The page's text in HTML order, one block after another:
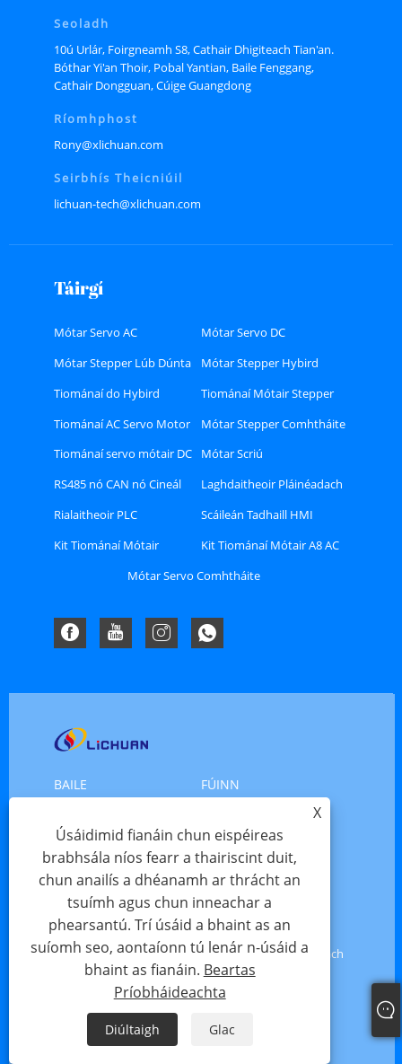
Seoladh
10ú Urlár, Foirgneamh S8, Cathair Dhigiteach Tian'an.
Bóthar Yi'an Thoir, Pobal Yantian, Baile Fenggang,
Cathair Dongguan, Cúige Guangdong
Ríomhphost
Rony@xlichuan.com
Seirbhís Theicniúil
lichuan-tech@xlichuan.com
Táirgí
Mótar Servo AC
Mótar Servo DC
Mótar Stepper Lúb Dúnta
Mótar Stepper Hybird
Tiománaí do Hybird
Stepper Motor
Tiománaí Mótair Stepper
Lúb Dúnta
Tiománaí AC Servo Motor
Mótar Stepper Comhtháite
Tiománaí servo mótair DC
Mótar Scriú
RS485 nó CAN nó Cineál
Bus Ethercat Tiománaí
Stepper
Laghdaitheoir Pláinéadach
Rialaitheoir PLC
Scáileán Tadhaill HMI
Kit Tiománaí Mótair
Ethercat AC Servo
Kit Tiománaí Mótair A8 AC
Servo
Mótar Servo Comhtháite
BAILE
FÚINN
ÍOSLUCHTAIGH
SEOL FIOSRÚCHÁN
DÉAN TEAGMHÁIL LINN
Cóipcheart © 2025 Shenzhen Xinlichuan Electric Co.,
Ltd. - Servo Motor, Motor Servo, Stepper Motor - Gach
ceart ar cosaint
Beartas Príobháideachta
X
Úsáidimid fianáin chun eispéireas
brabhsála níos fearr a thairiscint duit,
chun anailís a dhéanamh ar thrácht an
tsuímh agus chun inneachar a
phearsantú. Trí úsáid a bhaint as an
suíomh seo, aontaíonn tú lenár n-úsáid a
bhaint as fianáin. Beartas
Príobháideachta
Diúltaigh Glac